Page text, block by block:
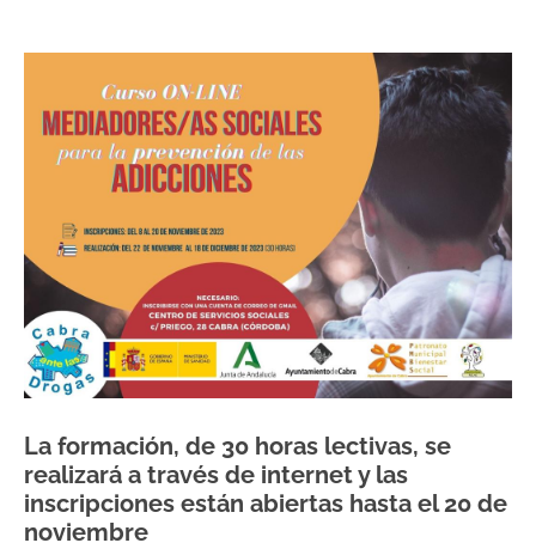
La formación, de 30 horas lectivas, se
realizará a través de internet y las
inscripciones están abiertas hasta el 20 de
noviembre